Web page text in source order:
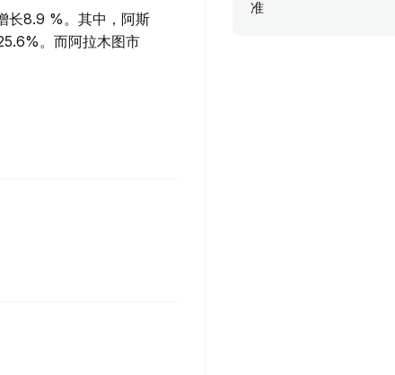
长8.9 %。其中，阿斯
。而阿拉木图市
准